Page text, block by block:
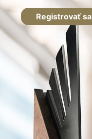
Registrovať sa